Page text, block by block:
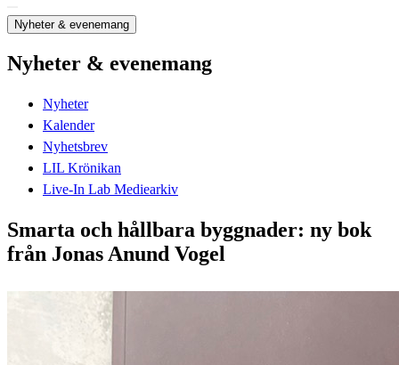
Nyheter & evenemang
Nyheter & evenemang
Nyheter
Kalender
Nyhetsbrev
LIL Krönikan
Live-In Lab Mediearkiv
Smarta och hållbara byggnader: ny bok
från Jonas Anund Vogel